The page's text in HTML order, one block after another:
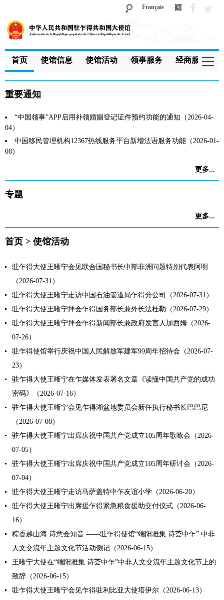
Français
首页 使馆信息 使馆活动 领事服务 经商服务
重要通知
“中国领事”APP启用补领婚姻登记证件预约功能的通知（2026-04-
04）
中国移民管理机构12367热线服务平台新增法语服务功能（2026-01-
08）
更多...
专题
更多...
首页 > 使馆活动
驻乍得大使王晰宁会见联合国秘书长中部非洲问题特别代表阿明
（2026-07-31）
驻乍得大使王晰宁走访中国石油管道局乍得分公司（2026-07-31）
驻乍得大使王晰宁拜会乍得国务部长兼外长法杜勒（2026-07-29）
驻乍得大使王晰宁拜会乍得新闻部长兼政府发言人加西姆（2026-
07-26）
驻乍得使馆举行庆祝中国人民解放军建军99周年招待会（2026-07-
23）
驻乍得大使王晰宁在乍媒体发表署名文章《读懂中国共产党的成功
密码》（2026-07-16）
驻乍得大使王晰宁会见乍得湖盆地委员会新任执行秘书长巴巴尼
（2026-07-08）
驻乍得大使王晰宁出席庆祝中国共产党成立105周年歌咏会（2026-
07-05）
驻乍得大使王晰宁出席庆祝中国共产党成立105周年研讨会（2026-
07-04）
驻乍得大使王晰宁走访马萨盖特中乍友谊小学（2026-06-20）
驻乍得大使王晰宁出席援乍得紧急粮食援助交付仪式（2026-06-
16）
粽香越山海 诗意会知音 ——驻乍得使馆“端阳雅集 诗荟中乍” 中非
人文交流年主题文化节活动侧记（2026-06-15）
王晰宁大使在“端阳雅集 诗荟中乍”中非人文交流年主题文化节上的
致辞（2026-06-15）
驻乍得大使王晰宁会见乍得驻利比亚大使塔伊尔（2026-06-13）